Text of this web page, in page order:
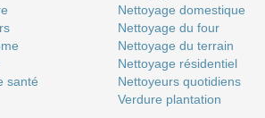
santé
Nettoyage domestique
Nettoyage du four
Nettoyage du terrain
Nettoyage résidentiel
Nettoyeurs quotidiens
Verdure plantation